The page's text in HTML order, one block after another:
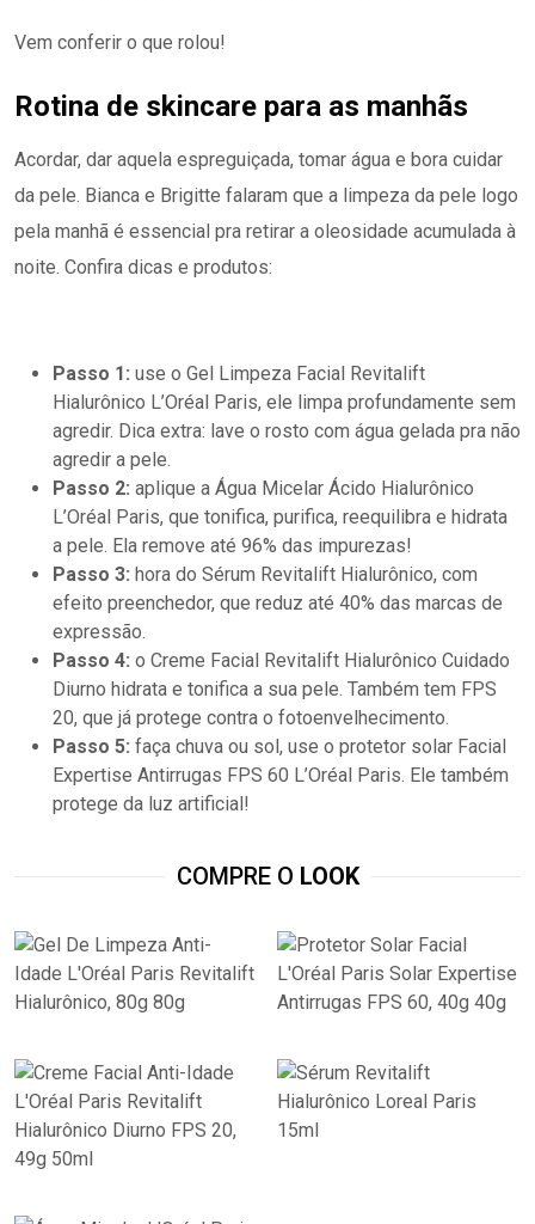
Vem conferir o que rolou!
Rotina de skincare para as manhãs
Acordar, dar aquela espreguiçada, tomar água e bora cuidar
da pele. Bianca e Brigitte falaram que a limpeza da pele logo
pela manhã é essencial pra retirar a oleosidade acumulada à
noite. Confira dicas e produtos:
Passo 1: use o Gel Limpeza Facial Revitalift
Hialurônico L’Oréal Paris, ele limpa profundamente sem
agredir. Dica extra: lave o rosto com água gelada pra não
agredir a pele.
Passo 2: aplique a Água Micelar Ácido Hialurônico
L’Oréal Paris, que tonifica, purifica, reequilibra e hidrata
a pele. Ela remove até 96% das impurezas!
Passo 3: hora do Sérum Revitalift Hialurônico, com
efeito preenchedor, que reduz até 40% das marcas de
expressão.
Passo 4: o Creme Facial Revitalift Hialurônico Cuidado
Diurno hidrata e tonifica a sua pele. Também tem FPS
20, que já protege contra o fotoenvelhecimento.
Passo 5: faça chuva ou sol, use o protetor solar Facial
Expertise Antirrugas FPS 60 L’Oréal Paris. Ele também
protege da luz artificial!
COMPRE O LOOK